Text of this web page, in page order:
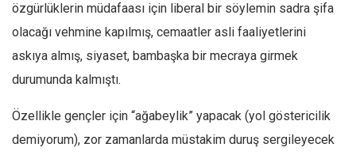
Mahmut Toptaş
Yvonne Ridley
Yusuf Armağan
Hasanali Yıldırım
özgürlüklerin müdafaası için liberal bir söylemin sadra şifa
olacağı vehmine kapılmış, cemaatler asli faaliyetlerini
askıya almış, siyaset, bambaşka bir mecraya girmek
durumunda kalmıştı.
Özellikle gençler için “ağabeylik” yapacak (yol göstericilik
demiyorum), zor zamanlarda müstakim duruş sergileyecek